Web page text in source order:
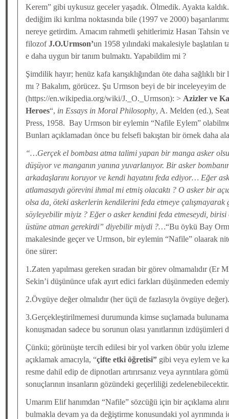
Kerem” gibi uykusuz geceler yaşadık. Ölmedik. Ayakta
dediğim iki kırılma noktasında bile (1997 ve 2000)
nereye getirdim. Amacım rahmetli şehitlerimiz Hasan Tahsin
filozofJ.O.Urmson’un 1958 yılındaki makalesiyle başlatılan
e daha uygun bir tanım bulmaktı. Yapabildim mi ?
Şimdilik hayır; henüz kafa karışıklığından öte daha sağlıklı
mı ? Bakalım, görücez. Şu Urmson beyi de bir inceleyeyim de
(https://en.wikipedia.org/wiki/J._O._Urmson): > Azizler ve
Heroes“, in Essays in Moral Philosophy, A. Melden (ed.),
Press, 1958. Bay Urmson bir eylemin “Nafile Eylem”
Bunları açıklamadan önce bu felsefi bakıştan bir örnek daha
“…Gerçek el bombası atma talimi yapan bir manga asker
düşüyor ve manganın yanına yuvarlanıyor. Bir asker
arkadaşlarını koruyor ve kendi hayatını feda ediyor… Eğer
atlamasaydı görevini ihmal mi etmiş olacaktı ? O asker bir
olsa da, öteki askerlerin kendilerini feda etmeye
söyleyebilir miyiz ? Eğer o asker kendini feda etmeseydi,
üstüne atman gerekirdi” diyebilir miydi ?…“Bu öykü Bay
makalesinde geçer ve Urmson, bir eylemin “Nafile” olaarak
öne sürer:
1.Zaten yapılması gereken sıradan bir görev olmamalıdır (Er
Sekin’i düşününce ufak ayırt edici farkları düşünmeden
2.Övgüye değer olmalıdır (her üçü de fazlasıyla övgüye değer).
3.Gerçekleştirilmemesi durumunda kimse suçlamada
konuşmadan sadece bu sorunun olası yanıtlarının
Çünkü; görünüşte tercih edilesi bir yol varken öbür yolu
açıklamak amacıyla, “çifte etki öğretisi” gibi veya eylem ve
resme dahil edip de dipnotları artırırsanız veya ayrıntılara
sonuçlarının insanların gözündeki geçerliliği zedelenebilecektir.
Umarım Elif hanımdan “Nafile” sözcüğü için bir açıklama
bulmakla devam ya da değiştirme konusundaki yol ayrımında